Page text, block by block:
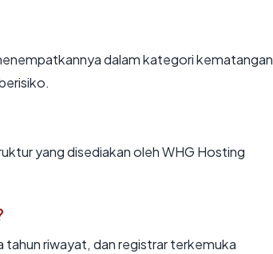
dalam kategori kematangan
yang disediakan oleh WHG Hosting
tahun riwayat, dan registrar terkemuka